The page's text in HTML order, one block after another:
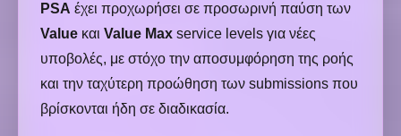
PSA έχει προχωρήσει σε προσωρινή παύση των
Value και Value Max service levels για νέες
υποβολές, με στόχο την αποσυμφόρηση της ροής
και την ταχύτερη προώθηση των submissions που
βρίσκονται ήδη σε διαδικασία.